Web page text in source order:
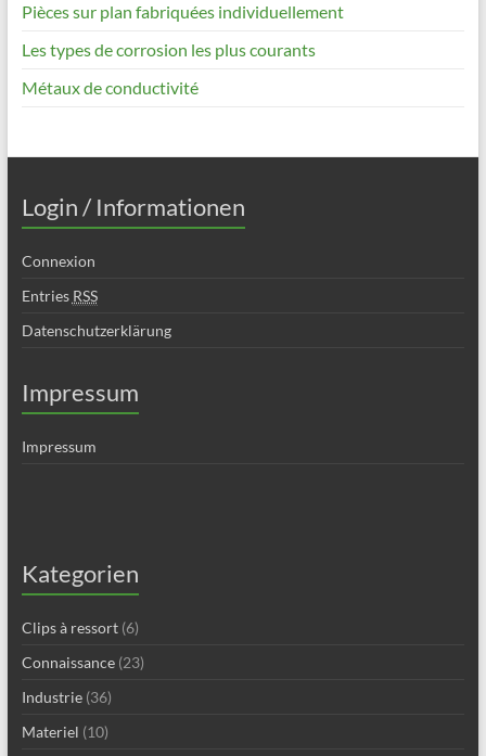
Pièces sur plan fabriquées individuellement
Les types de corrosion les plus courants
Métaux de conductivité
Login / Informationen
Connexion
Entries RSS
Datenschutzerklärung
Impressum
Impressum
Kategorien
Clips à ressort(6)
Connaissance(23)
Industrie(36)
Materiel (10)